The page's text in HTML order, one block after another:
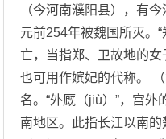
（今河南濮阳县），有
元前254年被魏国所灭。
亡，当指郑、卫故地的女
也可用作嫔妃的代称。
名。“外厩（jiù）”，宫外
南地区。此指长江以南的